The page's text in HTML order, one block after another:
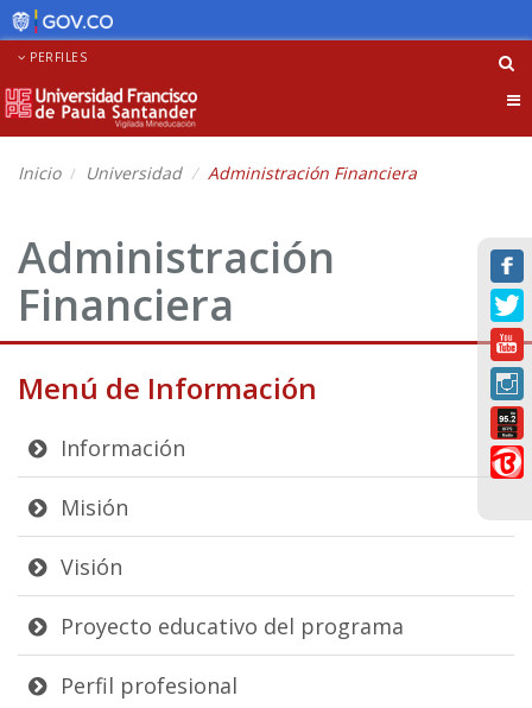
PERFILES
Inicio Universidad Administración Financiera
Administración
Financiera
Menú de Información
Información
Misión
Visión
Proyecto educativo del programa
Perfil profesional